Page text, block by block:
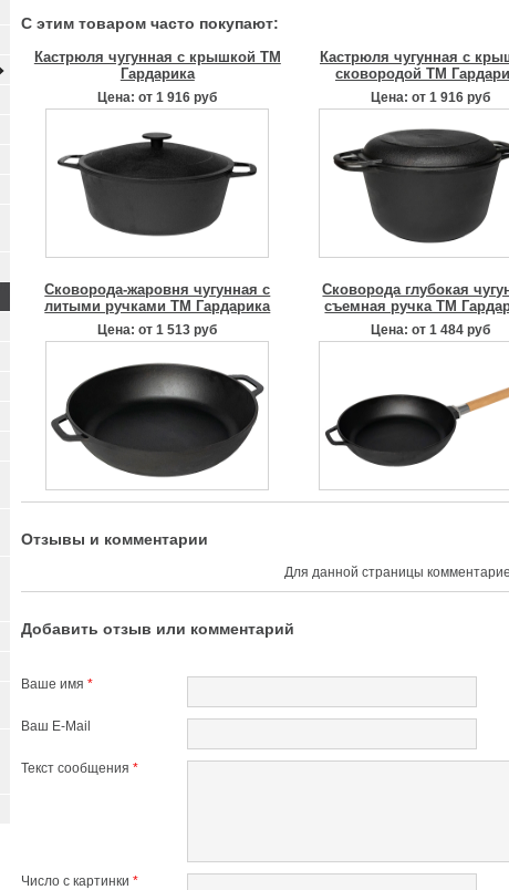
С этим товаром часто покупают:
Кастрюля чугунная с крышкой ТМ
Гардарика
Цена: от 1 916 руб
Кастрюля чугунная с
сковородой ТМ
Цена: от 1 916 руб
Сковорода-жаровня чугунная с
литыми ручками ТМ Гардарика
Цена: от 1 513 руб
Сковорода глубокая
съемная ручка ТМ
Цена: от 1 484 руб
Отзывы и комментарии
Для данной страницы
Добавить отзыв или комментарий
Ваше имя *
Ваш E-Mail
Текст сообщения *
Число с картинки *